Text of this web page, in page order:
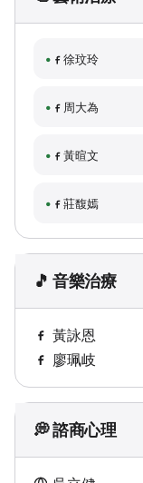
徐玟玲
周大為
黃暄文
莊馥嫣
🎵 音樂治療
黃詠恩
廖珮岐
💭 諮商心理